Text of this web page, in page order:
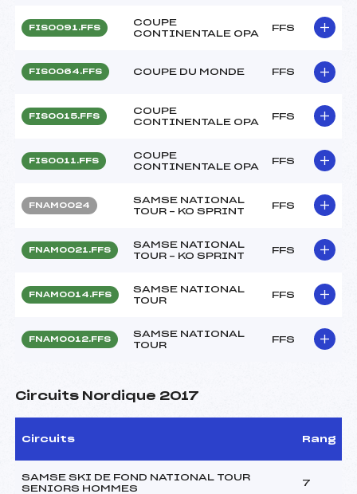
FIS0091.FFS
COUPE
CONTINENTALE OPA
FFS
FIS0064.FFS COUPE DU MONDE FFS
FIS0015.FFS
COUPE
CONTINENTALE OPA
FFS
FIS0011.FFS
COUPE
CONTINENTALE OPA
FFS
FNAM0024
SAMSE NATIONAL
TOUR – KO SPRINT
FFS
FNAM0021.FFS
SAMSE NATIONAL
TOUR – KO SPRINT
FFS
FNAM0014.FFS
SAMSE NATIONAL
TOUR
FFS
FNAM0012.FFS
SAMSE NATIONAL
TOUR
FFS
Circuits Nordique 2017
Circuits Rang
SAMSE SKI DE FOND NATIONAL TOUR
SENIORS HOMMES
7